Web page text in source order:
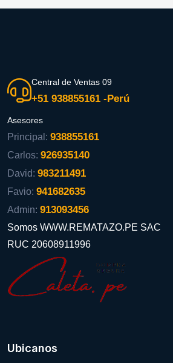
Central de Ventas 09
+51 938855161 -Perú
Asesores
Principal: 938855161
Carlos: 926935140
David: 983211491
Favio: 941682635
Admin: 913093456
Somos WWW.REMATAZO.PE SAC
RUC 20608911996
Ubicanos